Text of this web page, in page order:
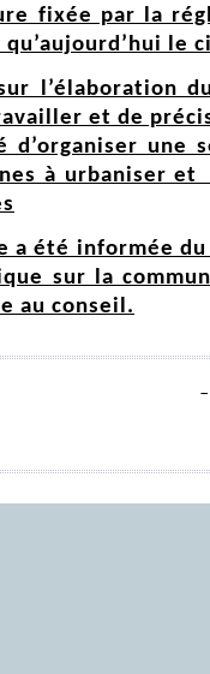
fixée par la
l’élaboration
et de
à urbaniser
a été informée
sur la
au conseil.